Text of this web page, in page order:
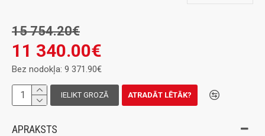
11 340.00€
15 754.20€
Bez nodokļa: 9 371.90€
IELIKT GROZĀ ATRADĀT LĒTĀK?
APRAKSTS